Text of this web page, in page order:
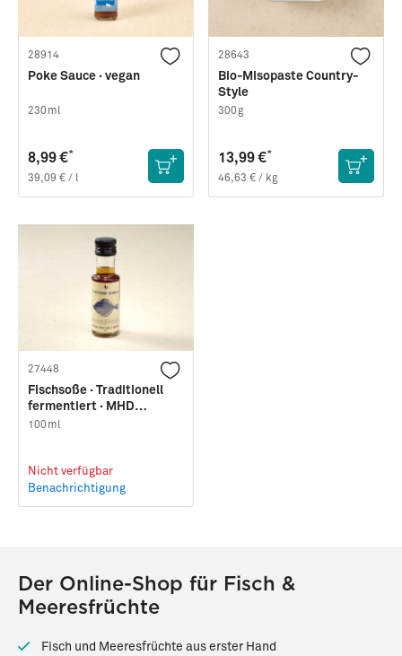
28914
Poke Sauce · vegan
230ml
8,99 €*
39,09 € / l
28643
Bio-Misopaste Country-
Style
300g
13,99 €*
46,63 € / kg
27448
Fischsoße · Traditionell
fermentiert · MHD
31.10.2026
100ml
Nicht verfügbar
Benachrichtigung
Der Online-Shop für Fisch &
Meeresfrüchte
Fisch und Meeresfrüchte aus erster Hand